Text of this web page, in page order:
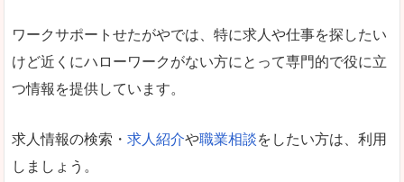
ワークサポートせたがやでは、特に求人や仕事を探したい
けど近くにハローワークがない方にとって専門的で役に立
つ情報を提供しています。
求人情報の検索・ 求人紹介や職業相談をしたい方は、利用
しましょう。